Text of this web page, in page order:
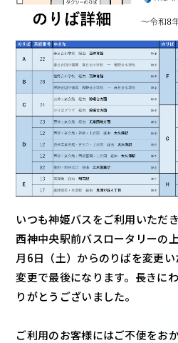
いつも神姫バスをご利用いただ
西神中央駅前バスロータリーの
月6日（土）からのりばを変更
変更で最後になります。長きに
りがとうございました。
ご利用のお客様にはご不便をお